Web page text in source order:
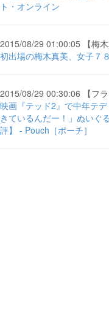
ト・オンライン
2015/08/29 01:00:05 【梅木
初出場の梅木真美、女子７
2015/08/29 00:30:06 【フラ
映画『テッド2』で中年テ
きているんだー！」ぬいぐ
評】 - Pouch［ポーチ］